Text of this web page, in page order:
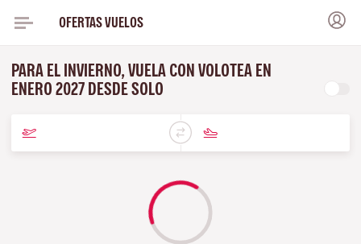
OFERTAS VUELOS
PARA EL INVIERNO, VUELA CON VOLOTEA EN
ENERO 2027 DESDE SOLO